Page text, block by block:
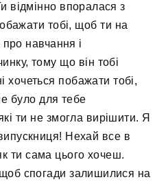
відмінно впоралася з
тобі, щоб ти на
навчання і
тому що він тобі
хочеться побажати тобі,
було для тебе
ти не змогла вирішити. Я
Нехай все в
ти сама цього хочеш.
спогади залишилися на